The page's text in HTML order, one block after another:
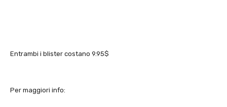
Entrambi i blister costano 9.95$
Per maggiori info: